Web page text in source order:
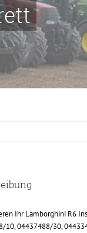
Ihr Lamborghini R6
10, 04437488/30,